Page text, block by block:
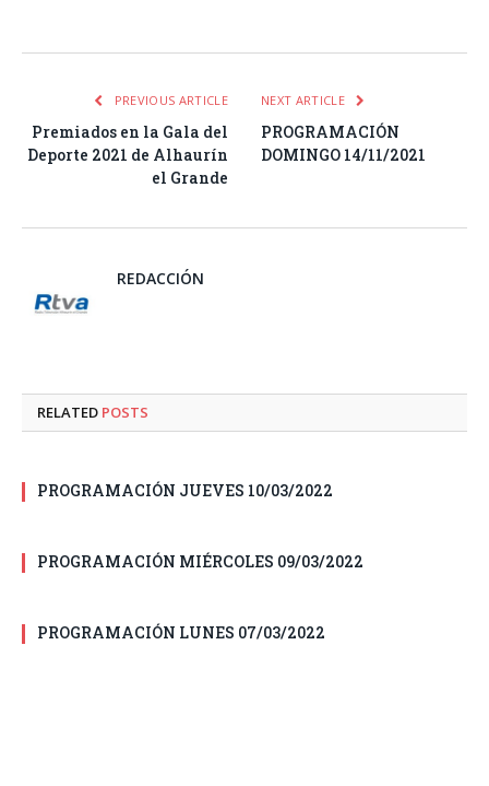
PREVIOUS ARTICLE
Premiados en la Gala del
Deporte 2021 de Alhaurín
el Grande
NEXT ARTICLE
PROGRAMACIÓN
DOMINGO 14/11/2021
REDACCIÓN
RELATED POSTS
PROGRAMACIÓN JUEVES 10/03/2022
PROGRAMACIÓN MIÉRCOLES 09/03/2022
PROGRAMACIÓN LUNES 07/03/2022